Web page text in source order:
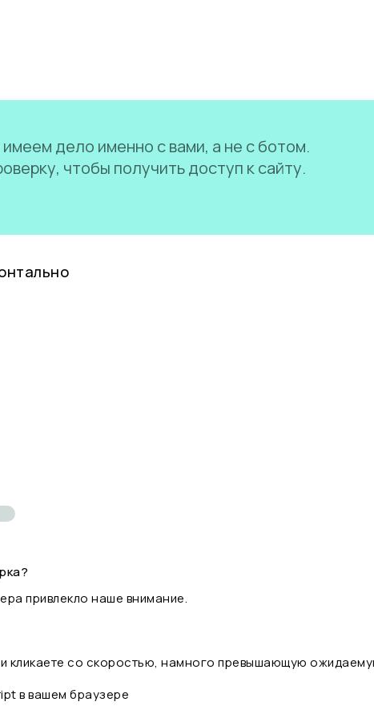
дело именно с вами, а не с ботом.
чтобы получить доступ к сайту.
привлекло наше внимание.
кликаете со скоростью, намного превышающую
в вашем браузере